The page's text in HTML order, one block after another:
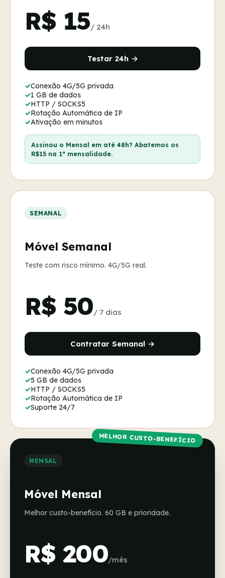
R$ 15/ 24h
Testar 24h →
Conexão 4G/5G privada
1 GB de dados
HTTP / SOCKS5
Rotação Automática de IP
Ativação em minutos
Assinou o Mensal em até 48h? Abatemos os
R$15 na 1ª mensalidade.
SEMANAL
Móvel Semanal
Teste com risco mínimo. 4G/5G real.
R$ 50/ 7 dias
Contratar Semanal →
Conexão 4G/5G privada
5 GB de dados
HTTP / SOCKS5
Rotação Automática de IP
Suporte 24/7
MELHOR CUSTO-BENEFÍCIO
MENSAL
Móvel Mensal
Melhor custo-benefício. 60 GB e prioridade.
R$ 200/mês